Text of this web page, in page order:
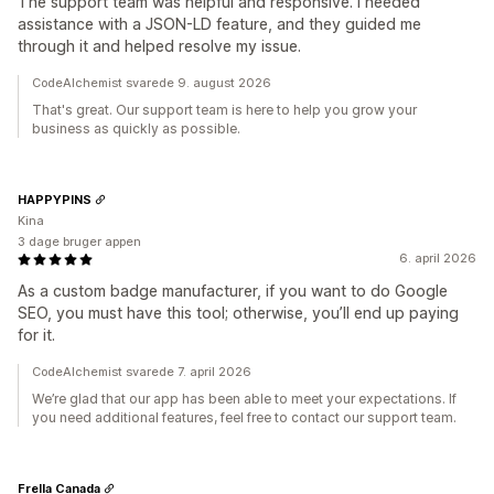
assistance with a JSON-LD feature, and they guided me
through it and helped resolve my issue.
CodeAlchemist svarede 9. august 2026
That's great. Our support team is here to help you grow your
business as quickly as possible.
6. april 2026
As a custom badge manufacturer, if you want to do Google
SEO, you must have this tool; otherwise, you’ll end up paying
for it.
HAPPYPINS
Kina
3 dage bruger appen
CodeAlchemist svarede 7. april 2026
We’re glad that our app has been able to meet your expectations. If
you need additional features, feel free to contact our support team.
Frella Canada